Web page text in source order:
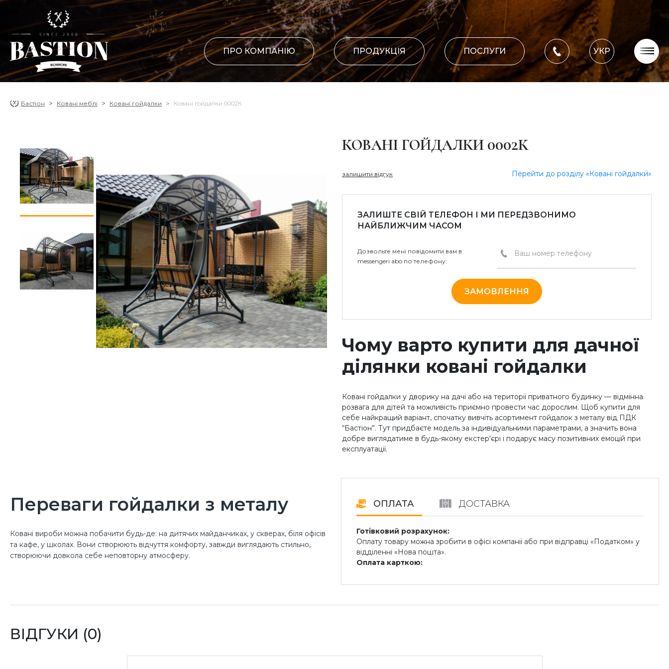
ПРО КОМПАНІЮ ПРОДУКЦІЯ ПОСЛУГИ УКР
Про компанію
Бастіон Ковані меблі Ковані гойдалки Ковані гойдалки 0002К
КОВАНІ ГОЙДАЛКИ 0002К
залишити відгук Перейти до розділу «Ковані гойдалки»
ЗАЛИШТЕ СВІЙ ТЕЛЕФОН І МИ ПЕРЕДЗВОНИМО
НАЙБЛИЖЧИМ ЧАСОМ
Дозвольте мені повідомити вам в
messengeri abo по телефону:
ЗАМОВЛЕННЯ
Чому варто купити для дачної
ділянки ковані гойдалки
Ковані гойдалки у дворику на дачі або на території приватного будинку — відмінна
розвага для дітей та можливість приємно провести час дорослим. Щоб купити для
себе найкращий варіант, спочатку вивчіть асортимент гойдалок з металу від ПДК
“Бастіон”. Тут придбаєте модель за індивідуальними параметрами, а значить вона
добре виглядатиме в будь-якому екстер'єрі і подарує масу позитивних емоцій при
експлуатації.
Переваги гойдалки з металу
Ковані вироби можна побачити будь-де: на дитячих майданчиках, у скверах, біля офісів
та кафе, у школах. Вони створюють відчуття комфорту, завжди виглядають стильно,
створюючи довкола себе неповторну атмосферу.
розкішний дизайн;
ОПЛАТА ДОСТАВКА
Готівковий розрахунок:
Оплату товару можна зробити в офісі компанії або при відправці «Податком» у
відділенні «Нова пошта».
Оплата карткою:
платіжні термінали) та «Райффайзен Банк Аваль»
Безготівкова плата на розрахунковий рахунок.
ВІДГУКИ (0)